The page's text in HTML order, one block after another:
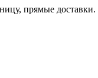
прямые доставки.